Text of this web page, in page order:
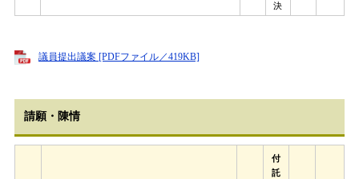
決
議員提出議案 [PDFファイル／419KB]
請願・陳情
付
託